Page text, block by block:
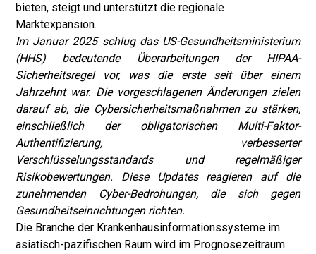
bieten, steigt und unterstützt die regionale
Marktexpansion.
Im Januar 2025 schlug das US-Gesundheitsministerium
(HHS) bedeutende Überarbeitungen der HIPAA-
Sicherheitsregel vor, was die erste seit über einem
Jahrzehnt war. Die vorgeschlagenen Änderungen zielen
darauf ab, die Cybersicherheitsmaßnahmen zu stärken,
einschließlich der obligatorischen Multi-Faktor-
Authentifizierung, verbesserter
Verschlüsselungsstandards und regelmäßiger
Risikobewertungen. Diese Updates reagieren auf die
zunehmenden Cyber-Bedrohungen, die sich gegen
Gesundheitseinrichtungen richten.
Die Branche der Krankenhausinformationssysteme im
asiatisch-pazifischen Raum wird im Prognosezeitraum